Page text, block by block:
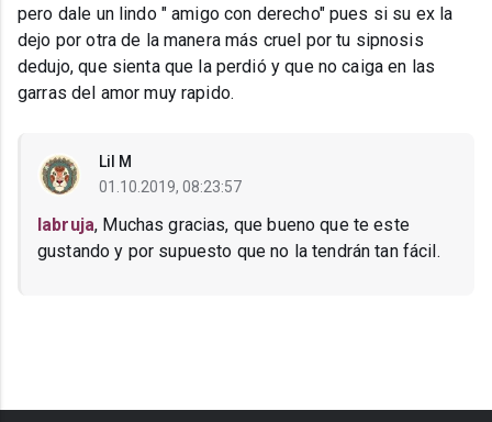
pero dale un lindo " amigo con derecho" pues si su ex la
dejo por otra de la manera más cruel por tu sipnosis
dedujo, que sienta que la perdió y que no caiga en las
garras del amor muy rapido.
Lil M
01.10.2019, 08:23:57
labruja, Muchas gracias, que bueno que te este
gustando y por supuesto que no la tendrán tan fácil.